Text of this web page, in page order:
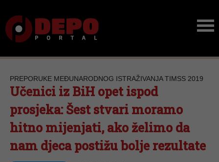
PREPORUKE MEĐUNARODNOG ISTRAŽIVANJA TIMSS 2019
Učenici iz BiH opet ispod
prosjeka: Šest stvari moramo
hitno mijenjati, ako želimo da
nam djeca postižu bolje rezultate